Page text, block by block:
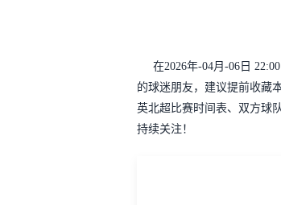
在2026年-04月-06日
的球迷朋友，建议提前收藏
英北超比赛时间表、双方球
持续关注！